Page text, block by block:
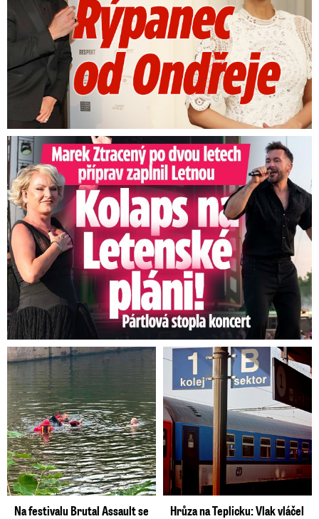
Marek Ztracený na Letné: Pártlová stopla koncert
Na festivalu Brutal Assault se
Hrůza na Teplicku: Vlak vláčel